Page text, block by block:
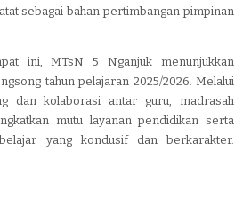
sebagai bahan pertimbangan pimpinan
ini, MTsN 5 Nganjuk menunjukkan
tahun pelajaran 2025/2026. Melalui
dan kolaborasi antar guru, madrasah
mutu layanan pendidikan serta
yang kondusif dan berkarakter.